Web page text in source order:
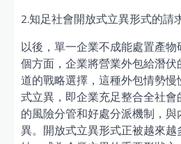
2.知足社會開放式立異形式的請
以後，單一企業不成能處置產
個方面，企業將營業外包給潛
道的戰略選擇，這種外包情勢
式立異，即企業充足整合全社
的風險分管和好處分派機制，
異。開放式立異形式正被越來